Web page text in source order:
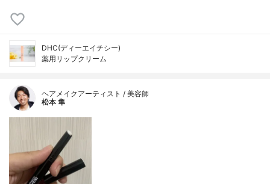
DHC(ディーエイチシー)
薬用リップクリーム
ヘアメイクアーティスト / 美容師
松本 隼